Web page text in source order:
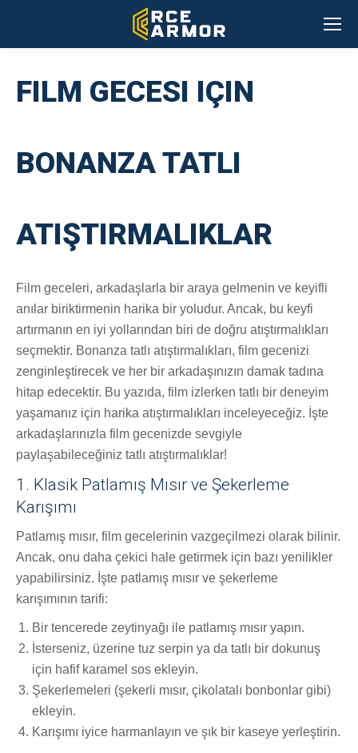
FILM GECESI IÇIN
BONANZA TATLI
ATIŞTIRMALIKLAR
Film geceleri, arkadaşlarla bir araya gelmenin ve keyifli
anılar biriktirmenin harika bir yoludur. Ancak, bu keyfi
artırmanın en iyi yollarından biri de doğru atıştırmalıkları
seçmektir. Bonanza tatlı atıştırmalıkları, film gecenizi
zenginleştirecek ve her bir arkadaşınızın damak tadına
hitap edecektir. Bu yazıda, film izlerken tatlı bir deneyim
yaşamanız için harika atıştırmalıkları inceleyeceğiz. İşte
arkadaşlarınızla film gecenizde sevgiyle
paylaşabileceğiniz tatlı atıştırmalıklar!
1. Klasik Patlamış Mısır ve Şekerleme
Karışımı
Patlamış mısır, film gecelerinin vazgeçilmezi olarak bilinir.
Ancak, onu daha çekici hale getirmek için bazı yenilikler
yapabilirsiniz. İşte patlamış mısır ve şekerleme
karışımının tarifi:
Bir tencerede zeytinyağı ile patlamış mısır yapın.
İsterseniz, üzerine tuz serpin ya da tatlı bir dokunuş
için hafif karamel sos ekleyin.
Şekerlemeleri (şekerli mısır, çikolatalı bonbonlar gibi)
ekleyin.
Karışımı iyice harmanlayın ve şık bir kaseye yerleştirin.